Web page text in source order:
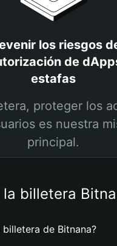
los riesgos
de
estafas
proteger los
es nuestra
principal.
billetera
billetera de Bitnana?